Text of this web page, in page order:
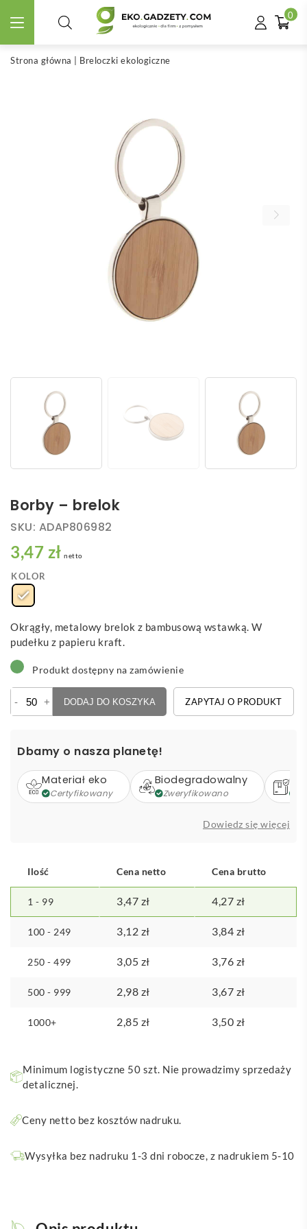
0
Strona główna Breloczki ekologiczne
Borby – brelok
SKU: ADAP806982
3,47 zł netto
KOLOR
Okrągły, metalowy brelok z bambusową wstawką. W
pudełku z papieru kraft.
Produkt dostępny na zamówienie
-
Borby
+ DODAJ DO KOSZYKA ZAPYTAJ O PRODUKT
Dbamy o nasza planetę!
Materiał eko
Certyfikowany
Biodegradowalny
Zweryfikowano
Dowiedz się więcej
Ilość Cena netto Cena brutto
1 - 99 3,47 zł 4,27 zł
100 - 249 3,12 zł 3,84 zł
250 - 499 3,05 zł 3,76 zł
500 - 999 2,98 zł 3,67 zł
1000+ 2,85 zł 3,50 zł
Minimum logistyczne 50 szt. Nie prowadzimy sprzedaży
detalicznej.
Ceny netto bez kosztów nadruku.
Wysyłka bez nadruku 1-3 dni robocze, z nadrukiem 5-10